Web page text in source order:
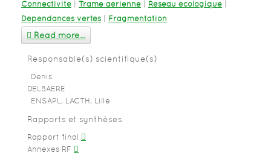
Connectivité Trame aérienne Réseau écologique
Dépendances vertes
Fragmentation
Read more...
Responsable(s) scientifique(s)
Denis
DELBAERE
ENSAPL, LACTH, Lille
Rapports et synthèses
Rapport final
Annexes RF